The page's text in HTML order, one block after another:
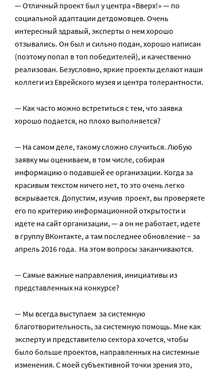
— Отличный проект был у центра «Вверх!» — по
социальной адаптации детдомовцев. Очень
интересный здравый, эксперты о нем хорошо
отзывались. Он был и сильно подан, хорошо написан
(поэтому попал в топ победителей), и качественно
реализован. Безусловно, яркие проекты делают наши
коллеги из Еврейского музея и центра толерантности.
— Как часто можно встретиться с тем, что заявка
хорошо подается, но плохо выполняется?
— На самом деле, такому сложно случиться. Любую
заявку мы оцениваем, в том числе, собирая
информацию о подавшей ее организации. Когда за
красивым текстом ничего нет, то это очень легко
вскрывается. Допустим, изучив проект, вы проверяете
его по критерию информационной открытости и
идете на сайт организации, — а он не работает, идете
в группу ВКонтакте, а там последнее обновление – за
апрель 2016 года. На этом вопросы заканчиваются.
— Самые важные направления, инициативы из
представленных на конкурсе?
— Мы всегда выступаем за системную
благотворительность, за системную помощь. Мне как
эксперту и представителю сектора хочется, чтобы
было больше проектов, направленных на системные
изменения. С моей субъективной точки зрения это,